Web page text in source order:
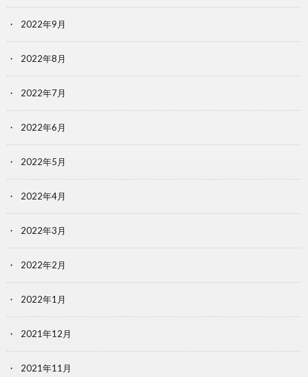
2022年9月
2022年8月
2022年7月
2022年6月
2022年5月
2022年4月
2022年3月
2022年2月
2022年1月
2021年12月
2021年11月